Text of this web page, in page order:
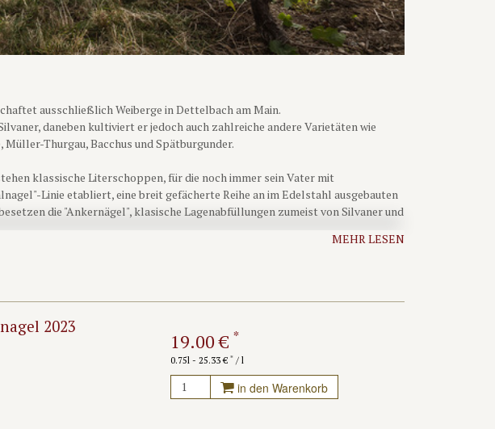
ausschließlich Weiberge in Dettelbach am Main.
daneben kultiviert er jedoch auch zahlreiche andere Varietäten wie
Müller-Thurgau, Bacchus und Spätburgunder.
klassische Literschoppen, für die noch immer sein Vater mit
Linie etabliert, eine breit gefächerte Reihe an im Edelstahl ausgebauten
die "Ankernägel", klasische Lagenabfüllungen zumeist von Silvaner und
zu zwei Jahren auf der Vollhefe reifen dürfen. Leider entstehen sie auch in
einen sehr eigenen stilistischen Ansatz, seine "Holznägel" können und
deutliche Spuren vom langen Hefelager. Ihr Charakter ist zudem nie modisch
gar an Vertreter der bunten Welt der Naturweine denken.
Bereicherung unseres Franken-Programms, denn bereits seine "Stahlnägel"
Terassenweine, wie man angesichts der moderaten Preise nur allzu leicht
MEHR LESEN
2023
19.00 € *
0.75l - 25.33 € */ l
in den Warenkorb